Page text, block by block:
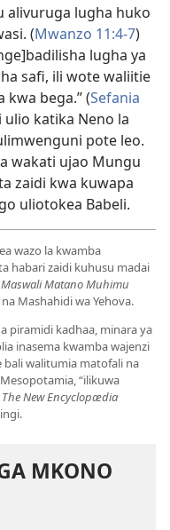
alivuruga lugha huko
(Mwanzo 11:4-7)
lugha ya
safi, ili wote waliitie
kwa bega.” (Sefania
ulio katika Neno la
pote leo.
wakati ujao Mungu
zaidi kwa kuwapa
uliotokea Babeli.
wazo la kwamba
habari zaidi kuhusu madai
Maswali Matano Muhimu
Mashahidi wa Yehova.
piramidi kadhaa, minara ya
inasema kwamba wajenzi
bali walitumia matofali na
“ilikuwa
The New Encyclopædia
MKONO